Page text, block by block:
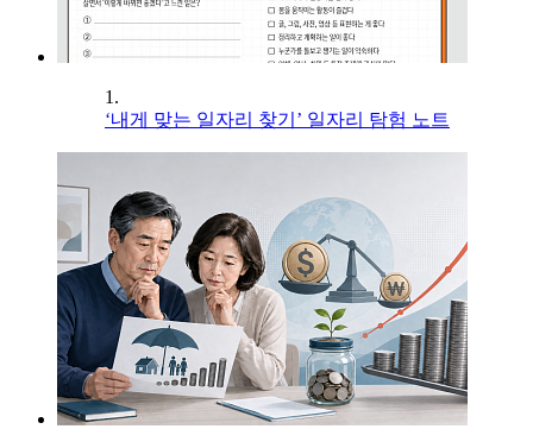
1.
‘내게 맞는 일자리 찾기’ 일자리 탐험 노트